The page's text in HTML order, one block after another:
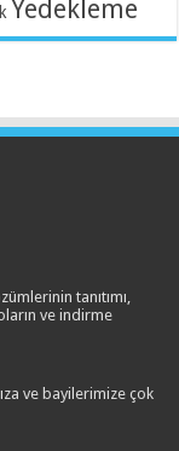
Yedekleme
tanıtımı,
ve indirme
ve bayilerimize çok